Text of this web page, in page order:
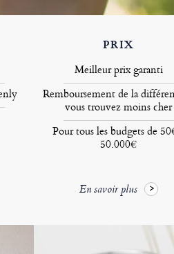
PRIX
Meilleur prix garanti
Remboursement de la
vous trouvez moins cher
Pour tous les budgets de
50.000€
En savoir plus